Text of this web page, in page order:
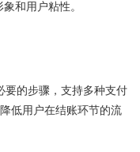
和用户粘性。
要的步骤，支持多种支付
低用户在结账环节的流